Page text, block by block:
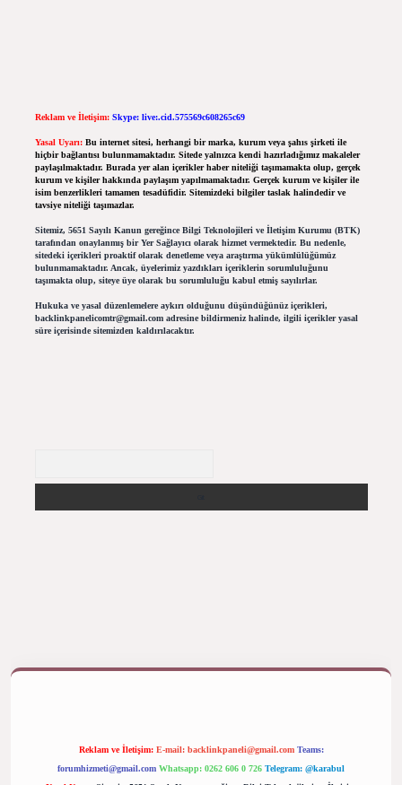
Reklam ve İletişim: Skype: live:.cid.575569c608265c69
Yasal Uyarı: Bu internet sitesi, herhangi bir marka, kurum veya şahıs şirketi ile
hiçbir bağlantısı bulunmamaktadır. Sitede yalnızca kendi hazırladığımız makaleler
paylaşılmaktadır. Burada yer alan içerikler haber niteliği taşımamakta olup, gerçek
kurum ve kişiler hakkında paylaşım yapılmamaktadır. Gerçek kurum ve kişiler ile
isim benzerlikleri tamamen tesadüfidir. Sitemizdeki bilgiler taslak halindedir ve
tavsiye niteliği taşımazlar.
Sitemiz, 5651 Sayılı Kanun gereğince Bilgi Teknolojileri ve İletişim Kurumu (BTK)
tarafından onaylanmış bir Yer Sağlayıcı olarak hizmet vermektedir. Bu nedenle,
sitedeki içerikleri proaktif olarak denetleme veya araştırma yükümlülüğümüz
bulunmamaktadır. Ancak, üyelerimiz yazdıkları içeriklerin sorumluluğunu
taşımakta olup, siteye üye olarak bu sorumluluğu kabul etmiş sayılırlar.
Hukuka ve yasal düzenlemelere aykırı olduğunu düşündüğünüz içerikleri,
backlinkpanelicomtr@gmail.comadresine bildirmeniz halinde, ilgili içerikler yasal
süre içerisinde sitemizden kaldırılacaktır.
Reklam ve İletişim: E-mail: backlinkpaneli@gmail.com Teams:
forumhizmeti@gmail.com Whatsapp: 0262 606 0 726 Telegram: @karabul